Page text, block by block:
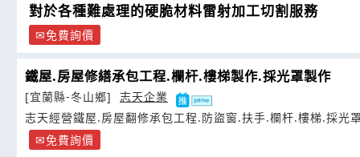
對於各種難處理的硬脆材料雷射加工切割服務
免費詢價
鐵屋.房屋修繕承包工程.欄杆.樓梯製作.採光罩製作
[宜蘭縣-冬山鄉]
志天企業
志天經營鐵屋.房屋翻修承包工程.防盜窗.扶手.欄杆.樓梯.採光
免費詢價